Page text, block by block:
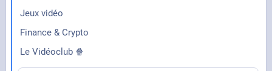
Jeux vidéo
Finance & Crypto
Le Vidéoclub 🍿